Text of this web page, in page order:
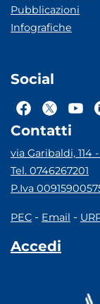
Pubblicazioni
Infografiche
Social
Contatti
via Garibaldi, 114
Tel. 0746267201
P.Iva
PEC - Email -
Accedi